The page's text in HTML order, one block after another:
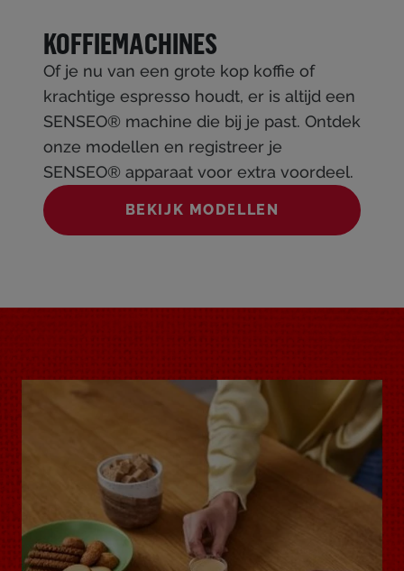
KOFFIEMACHINES
Of je nu van een grote kop koffie of
krachtige espresso houdt, er is altijd een
SENSEO® machine die bij je past. Ontdek
onze modellen en registreer je
SENSEO® apparaat voor extra voordeel.
BEKIJK MODELLEN